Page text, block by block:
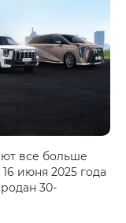
все больше
июня 2025 года
30-